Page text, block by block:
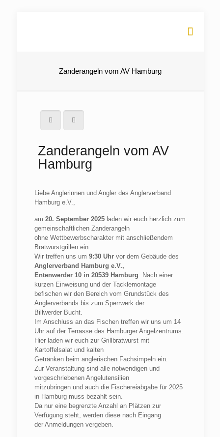
Zanderangeln vom AV Hamburg
Zanderangeln vom AV
Hamburg
Liebe Anglerinnen und Angler des Anglerverband
Hamburg e.V.,
am 20. September 2025laden wir euch herzlich zum
gemeinschaftlichen Zanderangeln
ohne Wettbewerbscharakter mit anschließendem
Bratwurstgrillen ein.
Wir treffen uns um 9:30 Uhrvor dem Gebäude des
Anglerverband Hamburg e.V.,
Entenwerder 10 in 20539 Hamburg. Nach einer
kurzen Einweisung und der Tacklemontage
befischen wir den Bereich vom Grundstück des
Anglerverbands bis zum Sperrwerk der
Billwerder Bucht.
Im Anschluss an das Fischen treffen wir uns um 14
Uhr auf der Terrasse des Hamburger Angelzentrums.
Hier laden wir euch zur Grillbratwurst mit
Kartoffelsalat und kalten
Getränken beim anglerischen Fachsimpeln ein.
Zur Veranstaltung sind alle notwendigen und
vorgeschriebenen Angelutensilien
mitzubringen und auch die Fischereiabgabe für 2025
in Hamburg muss bezahlt sein.
Da nur eine begrenzte Anzahl an Plätzen zur
Verfügung steht, werden diese nach Eingang
der Anmeldungen vergeben.